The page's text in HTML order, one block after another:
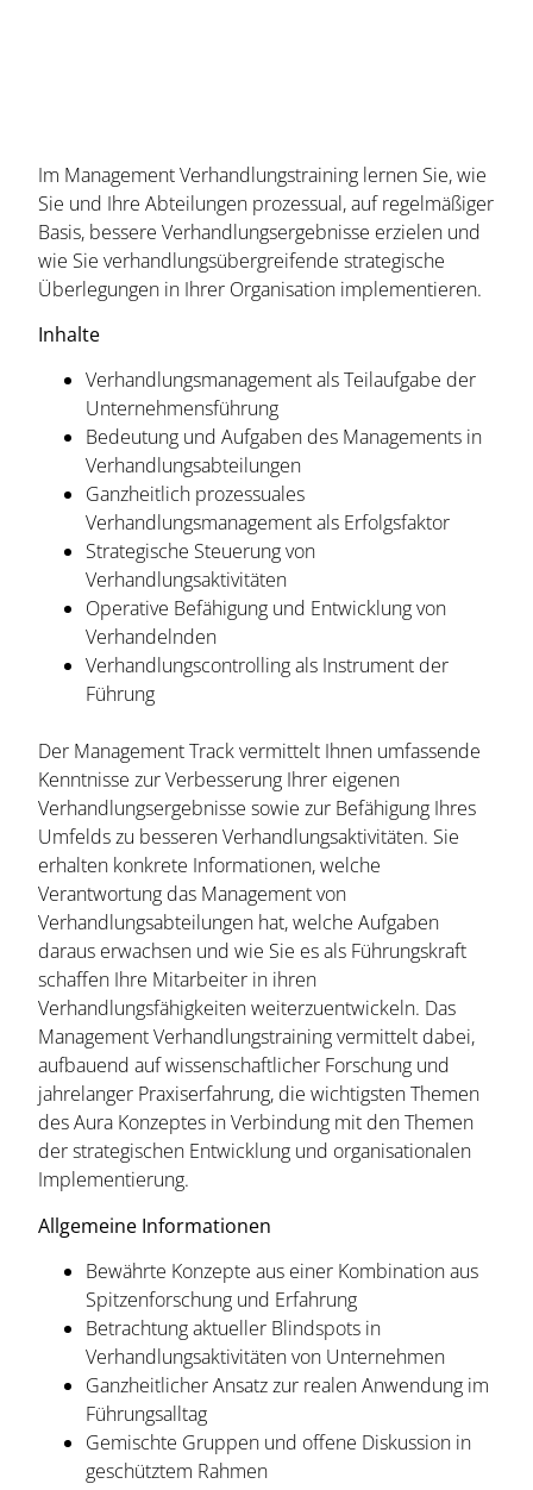
Im Management Verhandlungstraining lernen Sie, wie
Sie und Ihre Abteilungen prozessual, auf regelmäßiger
Basis, bessere Verhandlungsergebnisse erzielen und
wie Sie verhandlungsübergreifende strategische
Überlegungen in Ihrer Organisation implementieren.
Inhalte
Verhandlungsmanagement als Teilaufgabe der
Unternehmensführung
Bedeutung und Aufgaben des Managements in
Verhandlungsabteilungen
Ganzheitlich prozessuales
Verhandlungsmanagement als Erfolgsfaktor
Strategische Steuerung von
Verhandlungsaktivitäten
Operative Befähigung und Entwicklung von
Verhandelnden
Verhandlungscontrolling als Instrument der
Führung
Der Management Track vermittelt Ihnen umfassende
Kenntnisse zur Verbesserung Ihrer eigenen
Verhandlungsergebnisse sowie zur Befähigung Ihres
Umfelds zu besseren Verhandlungsaktivitäten. Sie
erhalten konkrete Informationen, welche
Verantwortung das Management von
Verhandlungsabteilungen hat, welche Aufgaben
daraus erwachsen und wie Sie es als Führungskraft
schaffen Ihre Mitarbeiter in ihren
Verhandlungsfähigkeiten weiterzuentwickeln. Das
Management Verhandlungstraining vermittelt dabei,
aufbauend auf wissenschaftlicher Forschung und
jahrelanger Praxiserfahrung, die wichtigsten Themen
des Aura Konzeptes in Verbindung mit den Themen
der strategischen Entwicklung und organisationalen
Implementierung.
Allgemeine Informationen
Bewährte Konzepte aus einer Kombination aus
Spitzenforschung und Erfahrung
Betrachtung aktueller Blindspots in
Verhandlungsaktivitäten von Unternehmen
Ganzheitlicher Ansatz zur realen Anwendung im
Führungsalltag
Gemischte Gruppen und offene Diskussion in
geschütztem Rahmen